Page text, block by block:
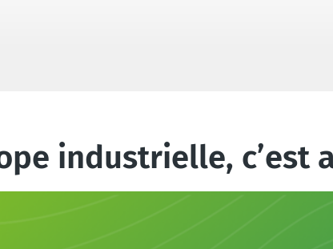
industrielle, c’est